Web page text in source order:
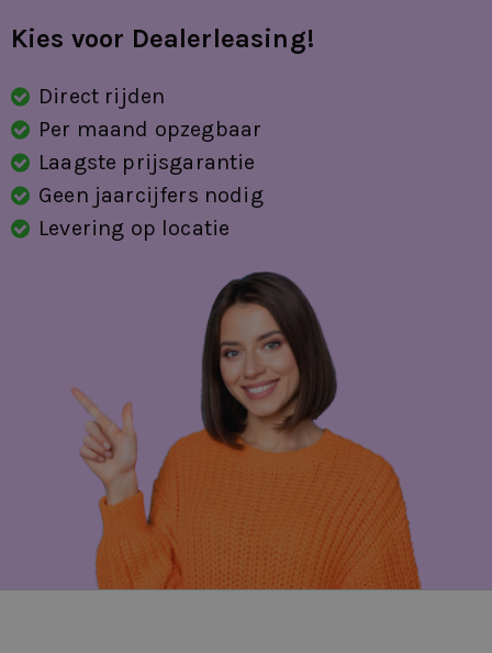
Kies voor Dealerleasing!
Direct rijden
Per maand opzegbaar
Laagste prijsgarantie
Geen jaarcijfers nodig
Levering op locatie